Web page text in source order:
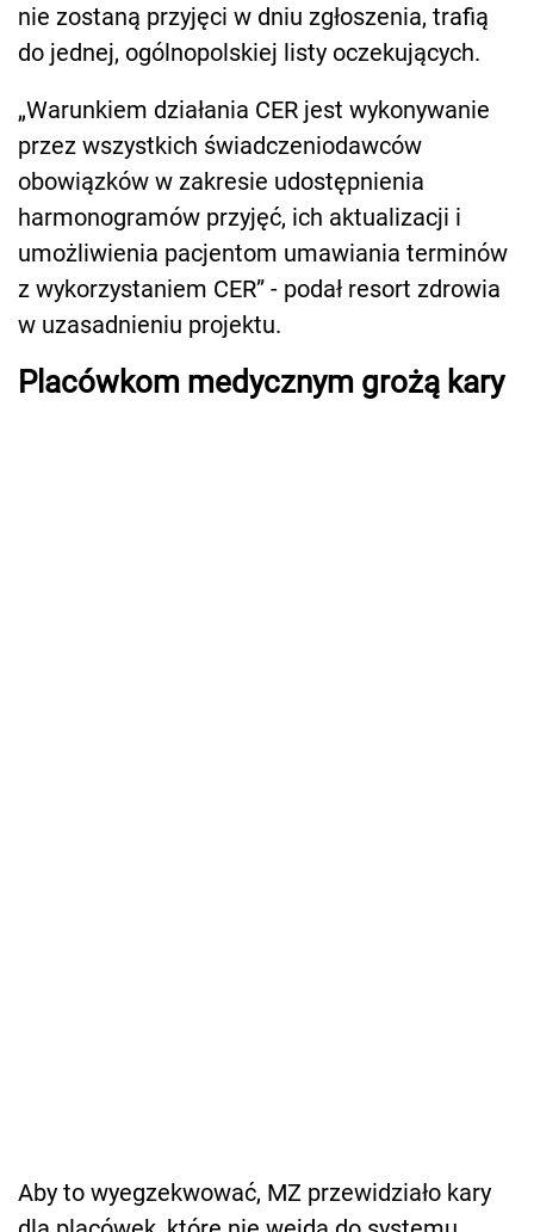
nie zostaną przyjęci w dniu zgłoszenia, trafią
do jednej, ogólnopolskiej listy oczekujących.
„Warunkiem działania CER jest wykonywanie
przez wszystkich świadczeniodawców
obowiązków w zakresie udostępnienia
harmonogramów przyjęć, ich aktualizacji i
umożliwienia pacjentom umawiania terminów
z wykorzystaniem CER” - podał resort zdrowia
w uzasadnieniu projektu.
Placówkom medycznym grożą kary
Aby to wyegzekwować, MZ przewidziało kary